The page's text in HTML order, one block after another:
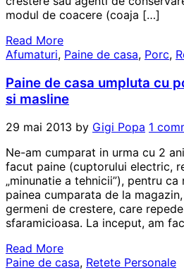
modul de coacere (coaja […]
Read More
Afumaturi, Paine de casa, Porc,
Paine de casa umpluta cu
si masline
29 mai 2013 by Gigi Popa 1
Ne-am cumparat in urma cu 2
facut paine (cuptorului electric,
„minunatie a tehnicii”), pentru ca
painea cumparata de la
germeni de crestere, care
sfaramicioasa. La inceput, am
Read More
Paine de casa, Retete Personale